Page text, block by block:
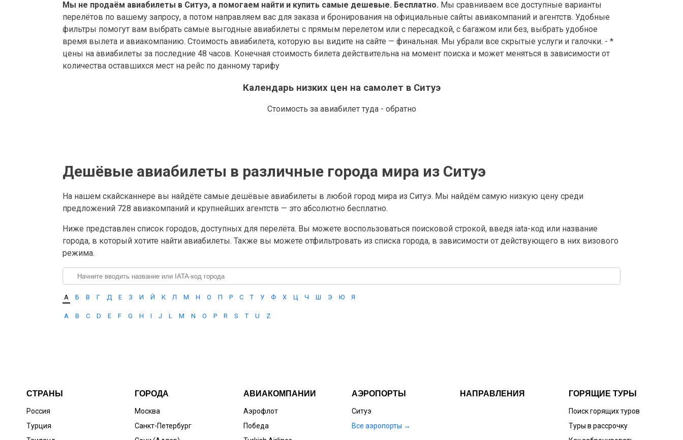
Мы не продаём авиабилеты в Ситуэ, а помогаем найти и купить самые дешевые. Бесплатно. Мы сравниваем все доступные варианты
перелётов по вашему запросу, а потом направляем вас для заказа и бронирования на официальные сайты авиакомпаний и агентств. Удобные
фильтры помогут вам выбрать самые выгодные авиабилеты с прямым перелетом или с пересадкой, с багажом или без, выбрать удобное
время вылета и авиакомпанию. Стоимость авиабилета, которую вы видите на сайте — финальная. Мы убрали все скрытые услуги и галочки. - *
цены на авиабилеты за последние 48 часов. Конечная стоимость билета действительна на момент поиска и может меняться в зависимости от
количества оставшихся мест на рейс по данному тарифу
Календарь низких цен на самолет в Ситуэ
Стоимость за авиабилет туда - обратно
Дешёвые авиабилеты в различные города мира из Ситуэ
На нашем скайсканнере вы найдёте самые дешёвые авиабилеты в любой город мира из Ситуэ. Мы найдём самую низкую цену среди
предложений 728 авиакомпаний и крупнейших агентств — это абсолютно бесплатно.
Ниже представлен список городов, доступных для перелёта. Вы можете воспользоваться поисковой строкой, введя iata-код или название
города, в который хотите найти авиабилеты. Также вы можете отфильтровать из списка города, в зависимости от действующего в них визового
режима.
А Б В Г Д Е З И Й К Л М Н О П Р С Т У Ф Х Ц Ч Ш Э Ю Я
A B C D E F G H I J L M N O P R S T U Z
СТРАНЫ
Россия
Турция
ГОРОДА
Москва
Санкт-Петербург
АВИАКОМПАНИИ
Аэрофлот
Победа
АЭРОПОРТЫ
Ситуэ
Все аэропорты →
НАПРАВЛЕНИЯ ГОРЯЩИЕ ТУРЫ
Поиск горящих туров
Туры в рассрочку